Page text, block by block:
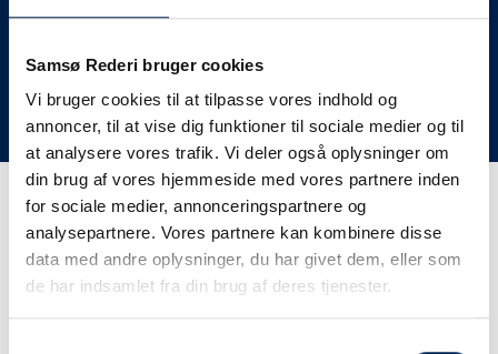
Samsø Rederi bruger cookies
Vi bruger cookies til at tilpasse vores indhold og
annoncer, til at vise dig funktioner til sociale medier og til
at analysere vores trafik. Vi deler også oplysninger om
din brug af vores hjemmeside med vores partnere inden
for sociale medier, annonceringspartnere og
analysepartnere. Vores partnere kan kombinere disse
data med andre oplysninger, du har givet dem, eller som
de har indsamlet fra din brug af deres tjenester.
her på siden og ikke ringe eller skrive til os, da vi ikke
har mere at fortælle end I kan læse her.
Vi takker for jeres forståelse.
Få trafikinformation på
sms